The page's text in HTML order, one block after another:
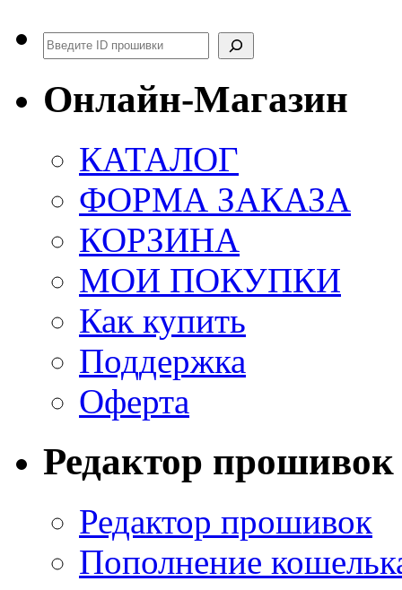
Поиск
Онлайн-Магазин
КАТАЛОГ
ФОРМА ЗАКАЗА
КОРЗИНА
МОИ ПОКУПКИ
Как купить
Поддержка
Оферта
Редактор прошивок
Редактор прошивок
Пополнение